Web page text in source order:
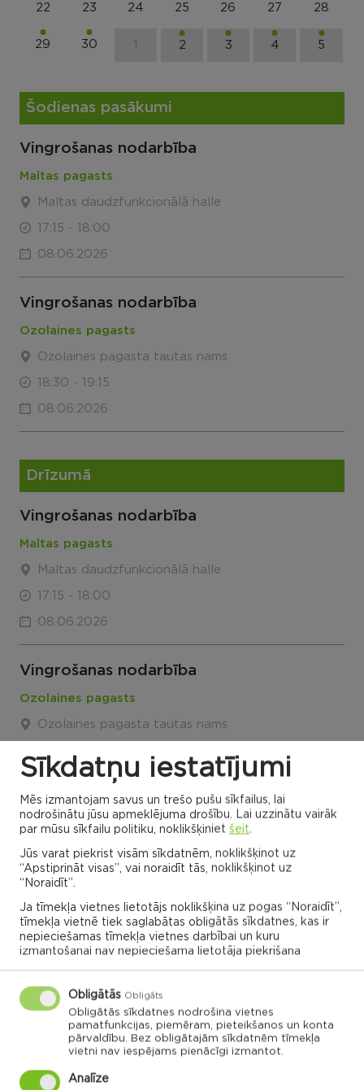
22 23 24 25 26 27 28
29 30 2 3 4 5
Šodienas pasākumi
Vingrošanas nodarbība
Maltas pagasts
Maltas daudzfunkcionālā halle
17:15 - 18:00
08.06.2026
Vingrošanas nodarbība
Ozolaines pagasts
Ozolaines pagasta tautas nams
18:30 - 19:15
08.06.2026
Drīzumā
Vingrošanas nodarbība
Maltas pagasts
Maltas daudzfunkcionālā halle
17:15 - 18:00
08.06.2026
Vingrošanas nodarbība
Ozolaines pagasts
Ozolaines pagasta tautas nams
08.06.2026
VISI NOTIKUMI
Rēzeknes novada karte
Noklikšķini uz pagasta vai apvienības kartes, lai
izpētītu vairāk
Sīkdatņu iestatījumi
Mēs izmantojam savus un trešo pušu sīkfailus, lai
nodrošinātu jūsu apmeklējuma drošību. Lai uzzinātu vairāk
par mūsu sīkfailu politiku, noklikšķiniet šeit.
Jūs varat piekrist visām sīkdatnēm, noklikšķinot uz
“Apstiprināt visas”, vai noraidīt tās, noklikšķinot uz
“Noraidīt”.
Ja tīmekļa vietnes lietotājs noklikšķina uz pogas “Noraidīt”,
tīmekļa vietnē tiek saglabātas obligātās sīkdatnes, kas ir
nepieciešamas tīmekļa vietnes darbībai un kuru
izmantošanai nav nepieciešama lietotāja piekrišana
Obligātās Obligāts
Obligātās sīkdatnes nodrošina vietnes
pamatfunkcijas, piemēram, pieteikšanos un konta
pārvaldību. Bez obligātajām sīkdatnēm tīmekļa
vietni nav iespējams pienācīgi izmantot.
Analīze